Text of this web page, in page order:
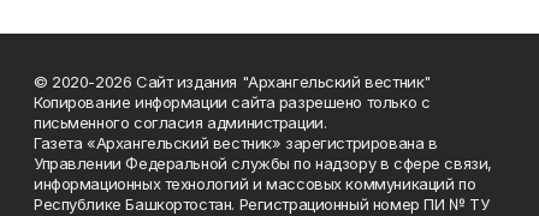
© 2020-2026 Сайт издания "Архангельский вестник"
Копирование информации сайта разрешено только с
письменного согласия администрации.
Газета «Архангельский вестник» зарегистрирована в
Управлении Федеральной службы по надзору в сфере связи,
информационных технологий и массовых коммуникаций по
Республике Башкортостан. Регистрационный номер ПИ № ТУ